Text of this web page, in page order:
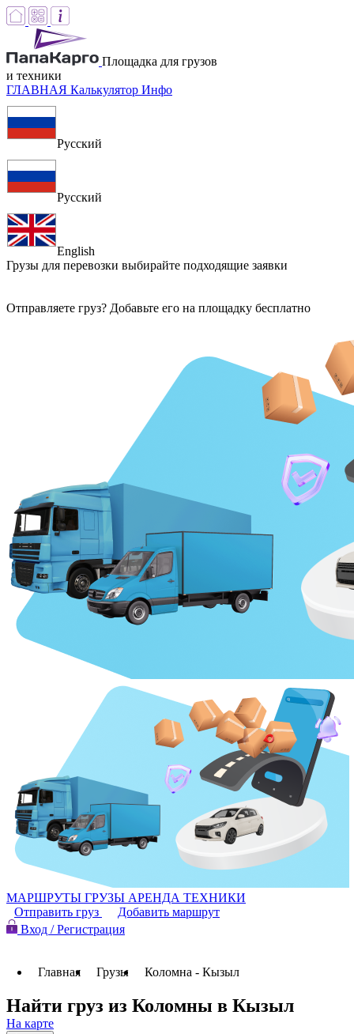
Площадка для грузов
и техники
ГЛАВНАЯ Калькулятор Инфо
Русский
Русский
English
Грузы для перевозки выбирайте подходящие заявки
Отправляете груз? Добавьте его на площадку бесплатно
МАРШРУТЫ ГРУЗЫ АРЕНДА ТЕХНИКИ
Отправить груз
Добавить маршрут
Вход / Регистрация
Главная Грузы Коломна - Кызыл
Найти груз из Коломны в Кызыл
На карте